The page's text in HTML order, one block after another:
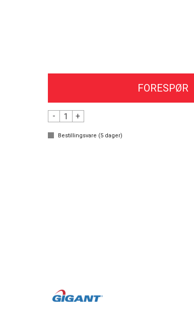
FORESPØR
- +
Bestillingsvare (5dager)